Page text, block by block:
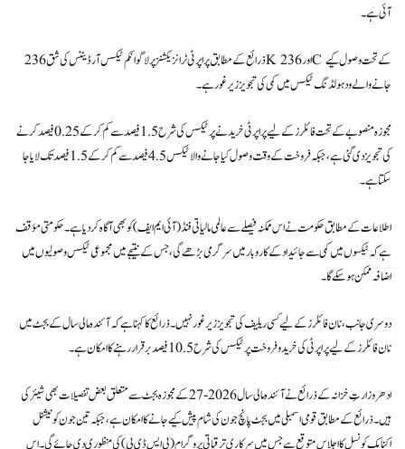
آئی ہے۔
ذرائع کے مطابق پراپرٹی ٹرانزیکشنز پر لاگو انکم ٹیکس آرڈیننس کی شق 236K اور 236C کے تحت وصول کیے
جانے والے ود ہولڈنگ ٹیکس میں کمی کی تجویز زیر غور ہے۔
مجوزہ منصوبے کے تحت فائلرز کے لیے پراپرٹی خریدنے پر ٹیکس کی شرح 1.5 فیصد سے کم کر کے 0.25 فیصد کرنے
کی تجویز دی گئی ہے، جبکہ فروخت کے وقت وصول کیا جانے والا ٹیکس 4.5 فیصد سے کم کر کے 1.5 فیصد تک لایا جا
سکتا ہے۔
اطلاعات کے مطابق حکومت نے اس ممکنہ فیصلے سے عالمی مالیاتی فنڈ (آئی ایم ایف) کو بھی آگاہ کر دیا ہے۔ حکومتی مؤقف
ہے کہ ٹیکسوں میں کمی سے جائیداد کے کاروبار میں سرگرمی بڑھے گی، جس کے نتیجے میں مجموعی ٹیکس وصولیوں میں
اضافہ ممکن ہو سکے گا۔
دوسری جانب، نان فائلرز کے لیے کسی ریلیف کی تجویز زیر غور نہیں۔ ذرائع کا کہنا ہے کہ آئندہ مالی سال کے بجٹ میں
نان فائلرز کے لیے پراپرٹی کی خرید و فروخت پر ٹیکس کی شرح 10.5 فیصد برقرار رہنے کا امکان ہے۔
ادھر وزارتِ خزانہ کے ذرائع نے آئندہ مالی سال 2026-27 کے مجوزہ بجٹ سے متعلق بعض تفصیلات بھی شیئر کی
ہیں۔ ذرائع کے مطابق قومی اسمبلی میں بجٹ پانچ جون کی شام پیش کیے جانے کا امکان ہے، جبکہ تین جون کو نیشنل
اکنامک کونسل کا اجلاس متوقع ہے جس میں سرکاری ترقیاتی پروگرام (پی ایس ڈی پی) کی منظوری دی جائے گی۔ اس